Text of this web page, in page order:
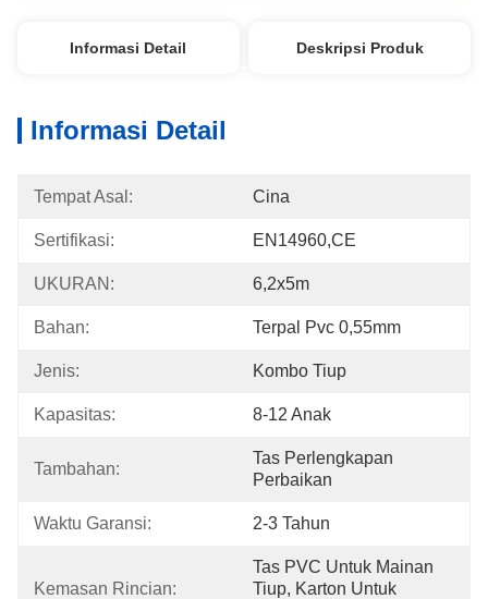
Informasi Detail Deskripsi Produk
Informasi Detail
Tempat Asal: Cina
Sertifikasi: EN14960,CE
UKURAN: 6,2x5m
Bahan: Terpal Pvc 0,55mm
Jenis: Kombo Tiup
Kapasitas: 8-12 Anak
Tambahan:
Tas Perlengkapan
Perbaikan
Waktu Garansi: 2-3 Tahun
Kemasan Rincian:
Tas PVC Untuk Mainan
Tiup, Karton Untuk